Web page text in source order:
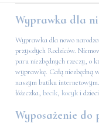
Wyprawka dla
Wyprawka dla nowo
przyszłych Rodziców.
paru niezbędnych rzeczy, o
wyprawkę. Całą niezbędną
naszym butiku
łóżeczka, becik, kocyki
Wyposażenie do